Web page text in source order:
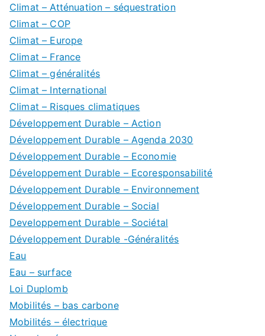
Climat – Atténuation – séquestration
Climat – COP
Climat – Europe
Climat – France
Climat – généralités
Climat – International
Climat – Risques climatiques
Développement Durable – Action
Développement Durable – Agenda 2030
Développement Durable – Economie
Développement Durable – Ecoresponsabilité
Développement Durable – Environnement
Développement Durable – Social
Developpement Durable – Sociétal
Développement Durable -Généralités
Eau
Eau – surface
Loi Duplomb
Mobilités – bas carbone
Mobilités – électrique